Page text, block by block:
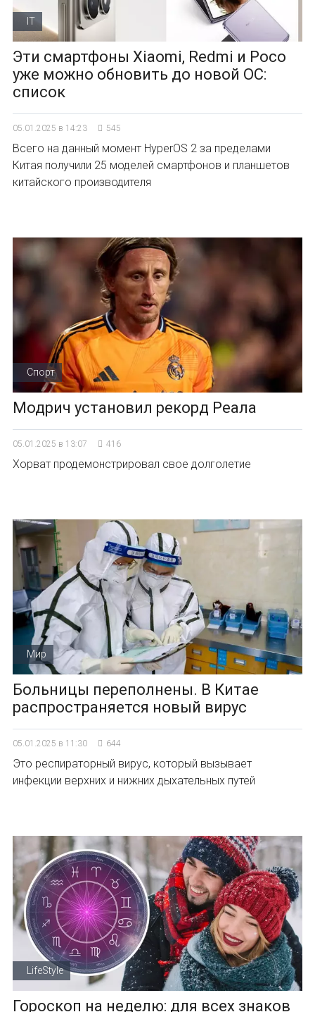
IT
Эти смартфоны Xiaomi, Redmi и Poco
уже можно обновить до новой ОС:
список
05.01.2025 в 14:23 545
Всего на данный момент HyperOS 2 за пределами
Китая получили 25 моделей смартфонов и планшетов
китайского производителя
Спорт
Модрич установил рекорд Реала
05.01.2025 в 13:07 416
Хорват продемонстрировал свое долголетие
Мир
Больницы переполнены. В Китае
распространяется новый вирус
05.01.2025 в 11:30 644
Это респираторный вирус, который вызывает
инфекции верхних и нижних дыхательных путей
LifeStyle
Гороскоп на неделю: для всех знаков